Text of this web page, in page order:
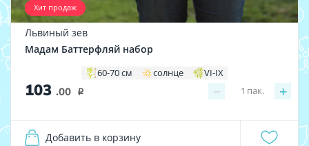
Хит продаж
Львиный зев
Мадам Баттерфляй набор
60-70 см солнце VI-IX
103 .00 i − +
1 пак.
Добавить в корзину